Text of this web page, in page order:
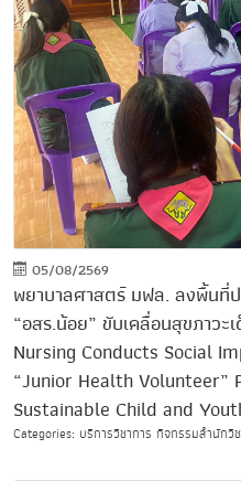
05/08/2569
พยาบาลศาสตร์ มฟล. ลงพื้นที่
“อสร.น้อย” ขับเคลื่อนสุขภาว
Nursing Conducts Social
“Junior Health Volunteer”
Sustainable Child and
Categories: บริการวิชาการ กิจกรรมสำนักวิ